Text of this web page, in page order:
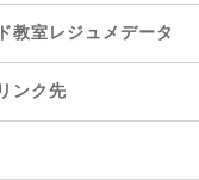
教室レジュメデータ
ンク先